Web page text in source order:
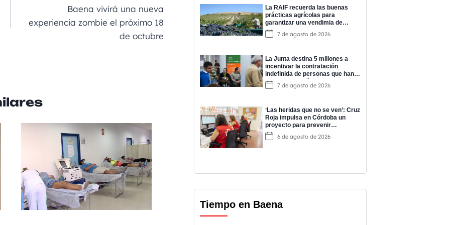
rt
Baena vivirá una nueva
experiencia zombie el próximo 18
de octubre
La RAIF recuerda las buenas
prácticas agrícolas para
garantizar una vendimia de
calidad
7 de agosto de 2026
La Junta destina 5 millones a
incentivar la contratación
indefinida de personas que han
completado prácticas del
programa EPES
7 de agosto de 2026
‘Las heridas que no se ven’: Cruz
Roja impulsa en Córdoba un
proyecto para prevenir
adicciones y cuidar la salud
mental6 de agosto de 2026
Tiempo en Baena